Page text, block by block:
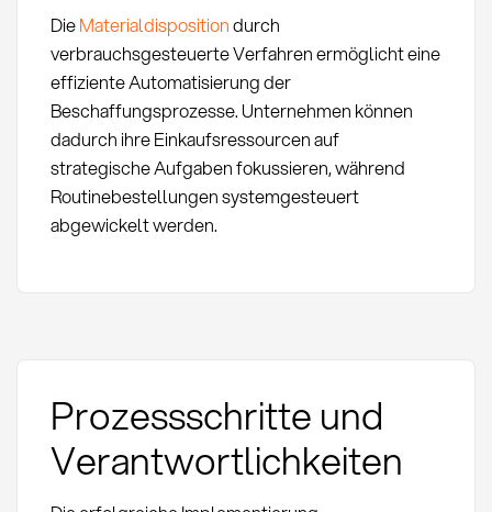
DieMaterialdispositiondurch
verbrauchsgesteuerte Verfahren ermöglicht eine
effiziente Automatisierung der
Beschaffungsprozesse. Unternehmen können
dadurch ihre Einkaufsressourcen auf
strategische Aufgaben fokussieren, während
Routinebestellungen systemgesteuert
abgewickelt werden.
Prozessschritte und
Verantwortlichkeiten